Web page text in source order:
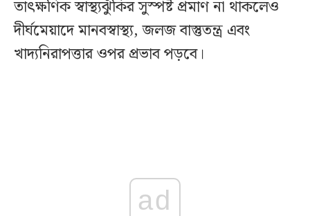
তাৎক্ষণিক স্বাস্থ্যঝুঁকির সুস্পষ্ট প্রমাণ না থাকলেও
দীর্ঘমেয়াদে মানবস্বাস্থ্য, জলজ বাস্তুতন্ত্র এবং
খাদ্যনিরাপত্তার ওপর প্রভাব পড়বে।
ad